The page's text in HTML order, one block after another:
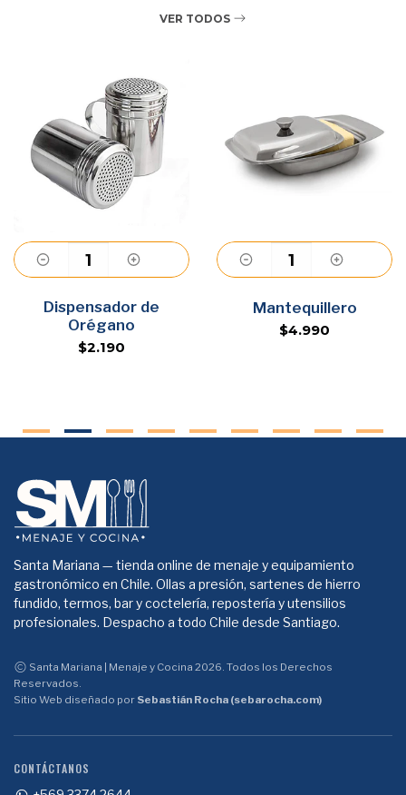
VER TODOS
Agregar
Dispensador de
Orégano
$2.190
Agregar
Mantequillero
$4.990
Santa Mariana — tienda online de menaje y equipamiento
gastronómico en Chile. Ollas a presión, sartenes de hierro
fundido, termos, bar y coctelería, repostería y utensilios
profesionales. Despacho a todo Chile desde Santiago.
Santa Mariana | Menaje y Cocina 2026. Todos los Derechos
Reservados.
Sitio Web diseñado por Sebastián Rocha (sebarocha.com)
CONTÁCTANOS